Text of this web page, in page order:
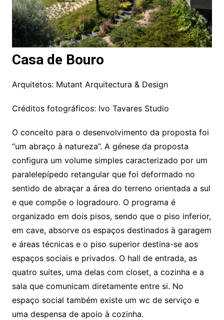
Casa de Bouro
Arquitetos: Mutant Arquitectura & Design
Créditos fotográficos: Ivo Tavares Studio
O conceito para o desenvolvimento da proposta foi
“um abraço à natureza”. A génese da proposta
configura um volume simples caracterizado por um
paralelepípedo retangular que foi deformado no
sentido de abraçar a área do terreno orientada a sul
e que compõe o logradouro. O programa é
organizado em dois pisos, sendo que o piso inferior,
em cave, absorve os espaços destinados à garagem
e áreas técnicas e o piso superior destina-se aos
espaços sociais e privados. O hall de entrada, as
quatro suites, uma delas com closet, a cozinha e a
sala que comunicam diretamente entre si. No
espaço social também existe um wc de serviço e
uma despensa de apoio à cozinha.